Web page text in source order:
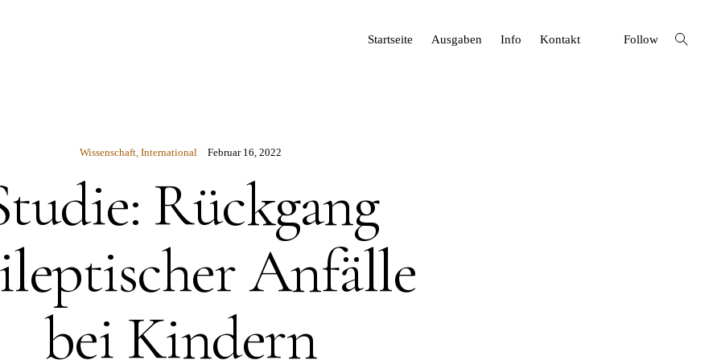
Startseite Ausgaben Info Kontakt Follow
open
search
Wissenschaft, International Februar 16, 2022
Rückgang
Anfälle
bei Kindern